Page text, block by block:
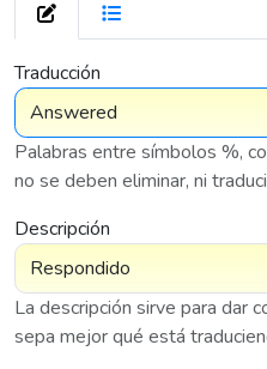
Traducción
Palabras entre símbolos %,
no se deben eliminar, ni
Descripción
La descripción sirve para dar
sepa mejor qué está